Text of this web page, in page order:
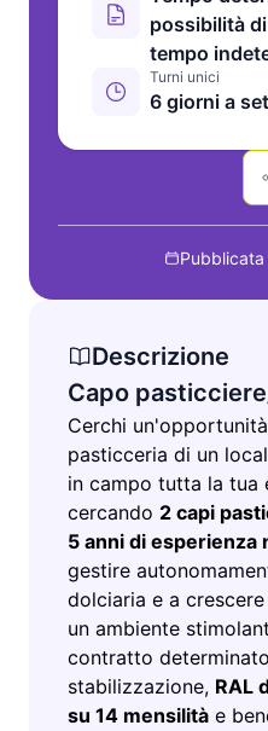
possibilità
tempo
Turni unici
6 giorni a
Descrizione
Capo
Cerchi
pasticceria di un
in campo tutta la tua
cercando 2 capi
5 anni di esperienza
gestire
dolciaria e a
un ambiente
contratto
stabilizzazione, RAL
su 14 mensilità e